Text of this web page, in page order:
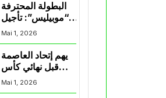
البطولة المحترفة
“موبيليس”: تأجيل
مباراة إتحاد
العاصمة وأتلتيك
بارادو
Mai 1, 2026
يهم إتحاد العاصمة
قبل نهائي كأس
اكاف : الزمالك
يسقط بثلاثية أمام
Mai 1, 2026